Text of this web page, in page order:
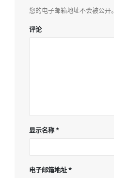
您的电子邮箱地址不会被公开。
评论
显示名称*
电子邮箱地址*